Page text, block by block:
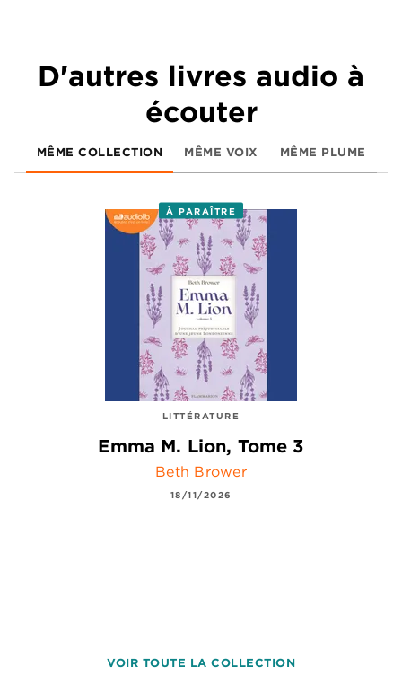
D'autres livres audio à
écouter
MÊME COLLECTION MÊME VOIX MÊME PLUME
À PARAÎTRE
LITTÉRATURE
Emma M. Lion, Tome 3
Beth Brower
18/11/2026
VOIR TOUTE LA COLLECTION